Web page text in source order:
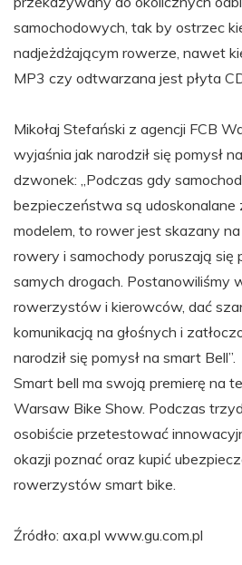
samochodowych, tak by ostrzec
nadjeżdżającym rowerze, nawet
MP3 czy odtwarzana jest płyta
Mikołaj Stefański z agencji FCB
wyjaśnia jak narodził się pomysł
dzwonek: „Podczas gdy
bezpieczeństwa są udoskonalane
modelem, to rower jest skazany
rowery i samochody poruszają się
samych drogach. Postanowiliśmy
rowerzystów i kierowców, dać
komunikacją na głośnych i
narodził się pomysł na smart Bell”.
Smart bell ma swoją premierę na
Warsaw Bike Show. Podczas
osobiście przetestować
okazji poznać oraz kupić
rowerzystów smart bike.
Źródło: axa.pl www.gu.com.pl